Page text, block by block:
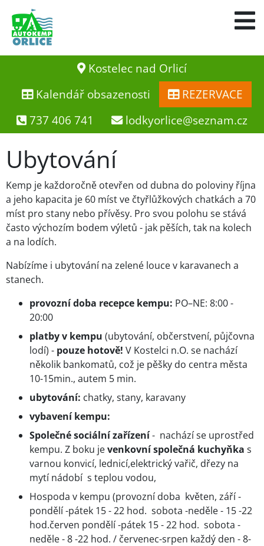
Kostelec nad Orlicí
Kalendář obsazenosti
REZERVACE
737 406 741
lodkyorlice@seznam.cz
Ubytování
Kemp je každoročně otevřen od dubna do poloviny října
a jeho kapacita je 60 míst ve čtyřlůžkových chatkách a 70
míst pro stany nebo přívěsy. Pro svou polohu se stává
často výchozím bodem výletů - jak pěších, tak na kolech
a na lodích.
Nabízíme i ubytování na zelené louce v karavanech a
stanech.
provozní doba recepce kempu: PO–NE: 8:00 -
20:00
platby v kempu (ubytování, občerstvení, půjčovna
lodí) - pouze hotově! V Kostelci n.O. se nachází
několik bankomatů, což je pěšky do centra města
10-15min., autem 5 min.
ubytování: chatky, stany, karavany
vybavení kempu:
Společné sociální zařízení- nachází se uprostřed
kempu. Z boku jevenkovní společná kuchyňka s
varnou konvicí, lednicí,elektrický vařič, dřezy na
mytí nádobí s teplou vodou,
Hospoda v kempu (provozní doba květen, září -
pondělí -pátek 15 - 22 hod. sobota -neděle - 15 -22
hod.červen pondělí -pátek 15 - 22 hod. sobota -
neděle - 8 -22 hod. / červenec-srpen každý den - 8-